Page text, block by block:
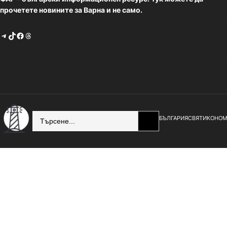
прочетете новините за Варна и не само.
Telegram TikTok Facebook Threads
БЪЛГАРИЯСВЯТ